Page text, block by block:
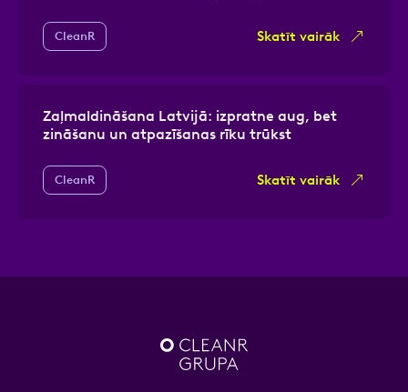
CleanR Skatīt vairāk
Zaļmaldināšana Latvijā: izpratne aug, bet
zināšanu un atpazīšanas rīku trūkst
CleanR Skatīt vairāk